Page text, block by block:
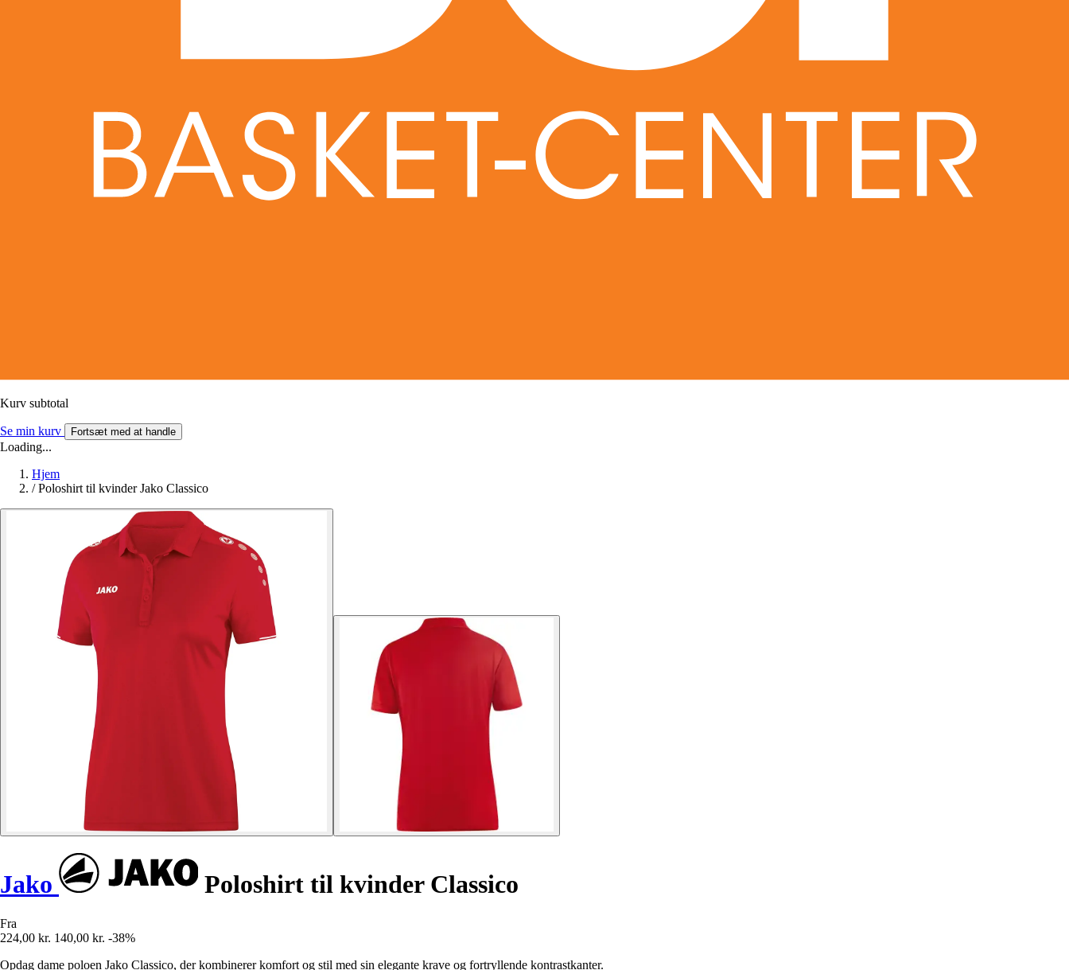
Kurv subtotal
Se min kurv Fortsæt med at handle
Loading...
Hjem
/ Poloshirt til kvinder Jako Classico
Jako Poloshirt til kvinder Classico
Fra
224,00 kr. 140,00 kr. -38%
Opdag dame poloen Jako Classico, der kombinerer komfort og stil med sin elegante krave og fortryllende kontrastkanter.